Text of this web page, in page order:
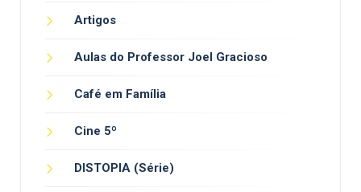
Artigos
Aulas do Professor Joel Gracioso
Café em Família
Cine 5º
DISTOPIA (Série)